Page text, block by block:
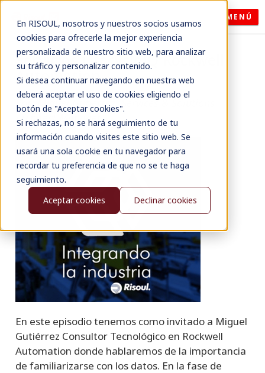
En RISOUL, nosotros y nuestros socios usamos
cookies para ofrecerle la mejor experiencia
personalizada de nuestro sitio web, para analizar
su tráfico y personalizar contenido.
Si desea continuar navegando en nuestra web
deberá aceptar el uso de cookies eligiendo el
botón de "Aceptar cookies".
Si rechazas, no se hará seguimiento de tu
información cuando visites este sitio web. Se
usará una sola cookie en tu navegador para
recordar tu preferencia de que no se te haga
seguimiento.
Aceptar cookies
Declinar cookies
MENÚ
Servicios LifecycleIQ Rockwell
Automation
Por: Miguel Gutierrez, Services & Solutions
Architect Manager
En este episodio tenemos como invitado a Miguel
Gutiérrez Consultor Tecnológico en Rockwell
Automation donde hablaremos de la importancia
de familiarizarse con los datos. En la fase de